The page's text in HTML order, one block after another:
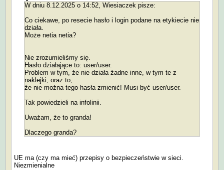
W dniu 8.12.2025 o 14:52, Wiesiaczek pisze:
Co ciekawe, po resecie hasło i login podane na etykiecie nie
działa.
Może netia netia?
Nie zrozumieliśmy się.
Hasło działające to: user/user.
Problem w tym, że nie działa żadne inne, w tym te z
naklejki, oraz to,
że nie można tego hasła zmienić! Musi być user/user.
Tak powiedzieli na infolinii.
Uważam, że to granda!
Dlaczego granda?
UE ma (czy ma mieć) przepisy o bezpieczeństwie w sieci.
Niezmienialne